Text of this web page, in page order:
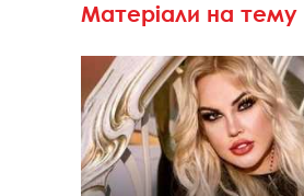
Матеріали на тему